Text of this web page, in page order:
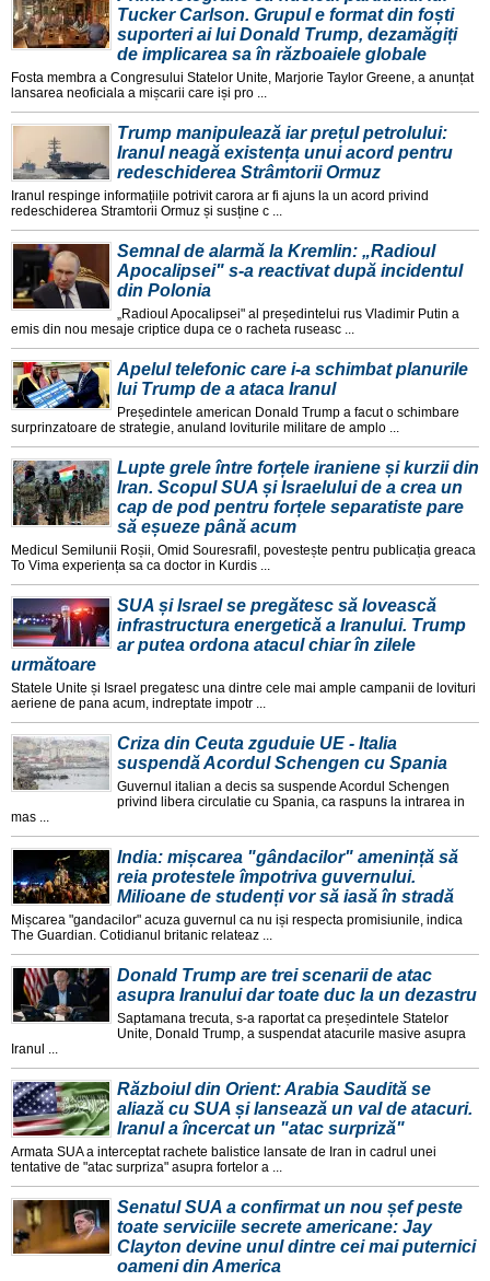
Tucker Carlson. Grupul e format din foști
suporteri ai lui Donald Trump, dezamăgiți
de implicarea sa în războaiele globale
Fosta membra a Congresului Statelor Unite, Marjorie Taylor Greene, a anunțat
lansarea neoficiala a mișcarii care iși pro ...
Trump manipulează iar prețul petrolului:
Iranul neagă existența unui acord pentru
redeschiderea Strâmtorii Ormuz
Iranul respinge informațiile potrivit carora ar fi ajuns la un acord privind
redeschiderea Stramtorii Ormuz și susține c ...
Semnal de alarmă la Kremlin: „Radioul
Apocalipsei" s-a reactivat după incidentul
din Polonia
„Radioul Apocalipsei" al președintelui rus Vladimir Putin a
emis din nou mesaje criptice dupa ce o racheta ruseasc ...
Apelul telefonic care i-a schimbat planurile
lui Trump de a ataca Iranul
Președintele american Donald Trump a facut o schimbare
surprinzatoare de strategie, anuland loviturile militare de amplo ...
Lupte grele între forțele iraniene și kurzii din
Iran. Scopul SUA și Israelului de a crea un
cap de pod pentru forțele separatiste pare
să eșueze până acum
Medicul Semilunii Roșii, Omid Souresrafil, povestește pentru publicația greaca
To Vima experiența sa ca doctor in Kurdis ...
SUA și Israel se pregătesc să lovească
infrastructura energetică a Iranului. Trump
ar putea ordona atacul chiar în zilele
următoare
Statele Unite și Israel pregatesc una dintre cele mai ample campanii de lovituri
aeriene de pana acum, indreptate impotr ...
Criza din Ceuta zguduie UE - Italia
suspendă Acordul Schengen cu Spania
Guvernul italian a decis sa suspende Acordul Schengen
privind libera circulatie cu Spania, ca raspuns la intrarea in
mas ...
India: mișcarea "gândacilor" amenință să
reia protestele împotriva guvernului.
Milioane de studenți vor să iasă în stradă
Mișcarea "gandacilor" acuza guvernul ca nu iși respecta promisiunile, indica
The Guardian. Cotidianul britanic relateaz ...
Donald Trump are trei scenarii de atac
asupra Iranului dar toate duc la un dezastru
Saptamana trecuta, s-a raportat ca președintele Statelor
Unite, Donald Trump, a suspendat atacurile masive asupra
Iranul ...
Războiul din Orient: Arabia Saudită se
aliază cu SUA și lansează un val de atacuri.
Iranul a încercat un "atac surpriză"
Armata SUA a interceptat rachete balistice lansate de Iran in cadrul unei
tentative de "atac surpriza" asupra fortelor a ...
Senatul SUA a confirmat un nou șef peste
toate serviciile secrete americane: Jay
Clayton devine unul dintre cei mai puternici
oameni din America